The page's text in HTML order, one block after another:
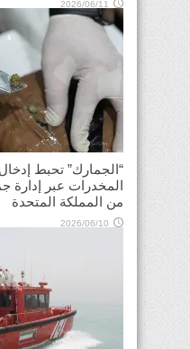
2026/06/11
المخدرات عبر إدارة
من المملكة المتحدة
2026/06/10